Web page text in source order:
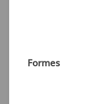
Formes